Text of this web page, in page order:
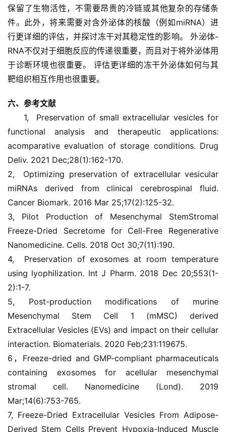
保留了生物活性，不需要昂贵的冷链或其他复杂的存储条
件。此外，将来需要对含外泌体的核酸（例如miRNA）进
行更详细的评估，并探讨冻干对其稳定性的影响。 外泌体-
RNA不仅对于细胞反应的传递很重要，而且对于将外泌体用
于诊断环境也很重要。 评估更详细的冻干外泌体如何与其
靶组织相互作用也很重要。
六、参考文献
1,  Preservation of small extracellular vesicles for
functional analysis and therapeutic applications:
acomparative evaluation of storage conditions. Drug
Deliv. 2021 Dec;28(1):162-170.
2,  Optimizing preservation of extracellular vesicular
miRNAs derived from clinical cerebrospinal fluid.
Cancer Biomark. 2016 Mar 25;17(2):125-32.
3,
Pilot Production of Mesenchymal StemStromal
Freeze-Dried Secretome for Cell-Free Regenerative
Nanomedicine. Cells. 2018 Oct 30;7(11):190.
4,  Preservation of exosomes at room temperature
using lyophilization. Int J Pharm. 2018 Dec 20;553(1-
2):1-7.
5, Post-production modifications of murine
Mesenchymal Stem Cell 1 (mMSC) derived
Extracellular Vesicles (EVs) and impact on their cellular
interaction. Biomaterials. 2020 Feb;231:119675.
6 ，Freeze-dried and GMP-compliant pharmaceuticals
containing exosomes for acellular mesenchymal
stromal cell. Nanomedicine (Lond). 2019
Mar;14(6):753-765.
7, Freeze-Dried Extracellular Vesicles From Adipose-
Derived Stem Cells Prevent Hypoxia-Induced Muscle